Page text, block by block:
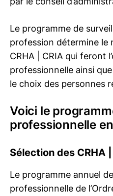
Le programme de
profession détermine le
CRHA | CRIA qui feront
professionnelle ainsi
le choix des personnes
Voici le
professionnelle
Sélection des CRHA
Le programme annuel
professionnelle de